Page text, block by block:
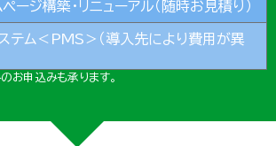
ージ構築・リニューアル（随時お見積り）
テム＜PMS＞（導入先により費用が異
お申込みも承ります。